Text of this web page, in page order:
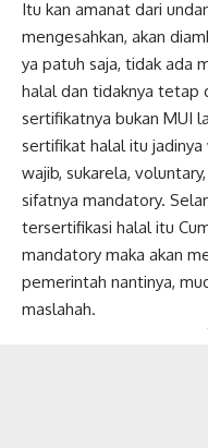
Itu kan amanat dari
mengesahkan, akan
ya patuh saja, tidak ada
halal dan tidaknya tetap
sertifikatnya bukan MUI
sertifikat halal itu jadinya
wajib, sukarela,
sifatnya mandatory.
tersertifikasi halal itu
mandatory maka akan
pemerintah nantinya,
maslahah.